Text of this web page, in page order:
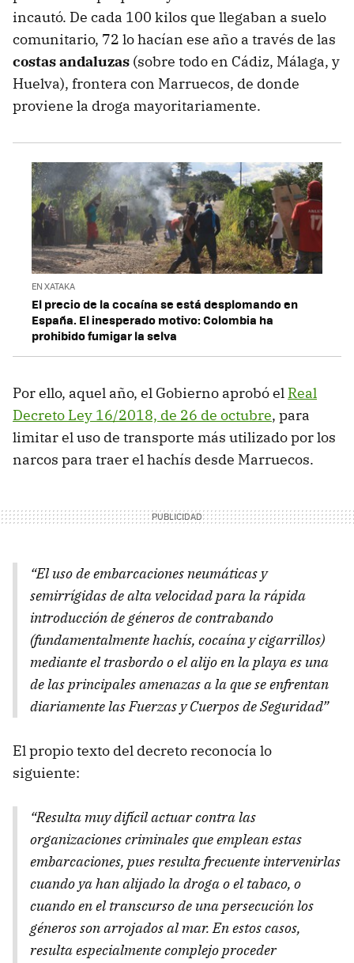
incautó. De cada 100 kilos que llegaban a suelo
comunitario, 72 lo hacían ese año a través de las
costas andaluzas (sobre todo en Cádiz, Málaga, y
Huelva), frontera con Marruecos, de donde
proviene la droga mayoritariamente.
EN XATAKA
El precio de la cocaína se está desplomando en
España. El inesperado motivo: Colombia ha
prohibido fumigar la selva
Por ello, aquel año, el Gobierno aprobó el Real
Decreto Ley 16/2018, de 26 de octubre, para
limitar el uso de transporte más utilizado por los
narcos para traer el hachís desde Marruecos.
“El uso de embarcaciones neumáticas y
semirrígidas de alta velocidad para la rápida
introducción de géneros de contrabando
(fundamentalmente hachís, cocaína y cigarrillos)
mediante el trasbordo o el alijo en la playa es una
de las principales amenazas a la que se enfrentan
diariamente las Fuerzas y Cuerpos de Seguridad”
El propio texto del decreto reconocía lo
siguiente:
“Resulta muy difícil actuar contra las
organizaciones criminales que emplean estas
embarcaciones, pues resulta frecuente intervenirlas
cuando ya han alijado la droga o el tabaco, o
cuando en el transcurso de una persecución los
géneros son arrojados al mar. En estos casos,
resulta especialmente complejo proceder